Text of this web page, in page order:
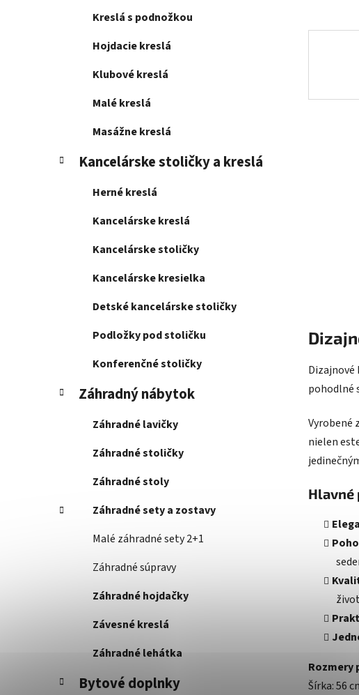
Kreslá s podnožkou
Hojdacie kreslá
Klubové kreslá
Malé kreslá
Masážne kreslá
Kancelárske stoličky a kreslá
Herné kreslá
Kancelárske kreslá
Kancelárske stoličky
Kancelárske kresielka
Detské kancelárske stoličky
Podložky pod stoličku
Konferenčné stoličky
Záhradný nábytok
Záhradné lavičky
Záhradné stoličky
Záhradné stoly
Záhradné sety a zostavy
Malé záhradné sety 2+1
Záhradné súpravy
Záhradné hojdačky
Závesné kreslá
Záhradné lehátka
Bytové doplnky
Dizajnové
pohodlné
Vyrobené
nielen
Hlavné
Rozmery
Šírka: 56